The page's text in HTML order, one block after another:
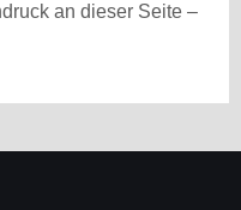
an dieser Seite –